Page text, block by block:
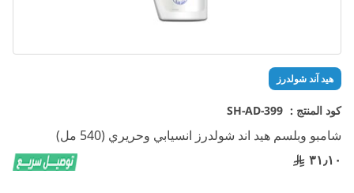
هيد آند شولدرز
كود المنتج : SH-AD-399
شامبو وبلسم هيد اند شولدرز انسيابي وحريري (540 مل)
٣١٫١٠
تخطي
إلى
بداية
معرض
الصور